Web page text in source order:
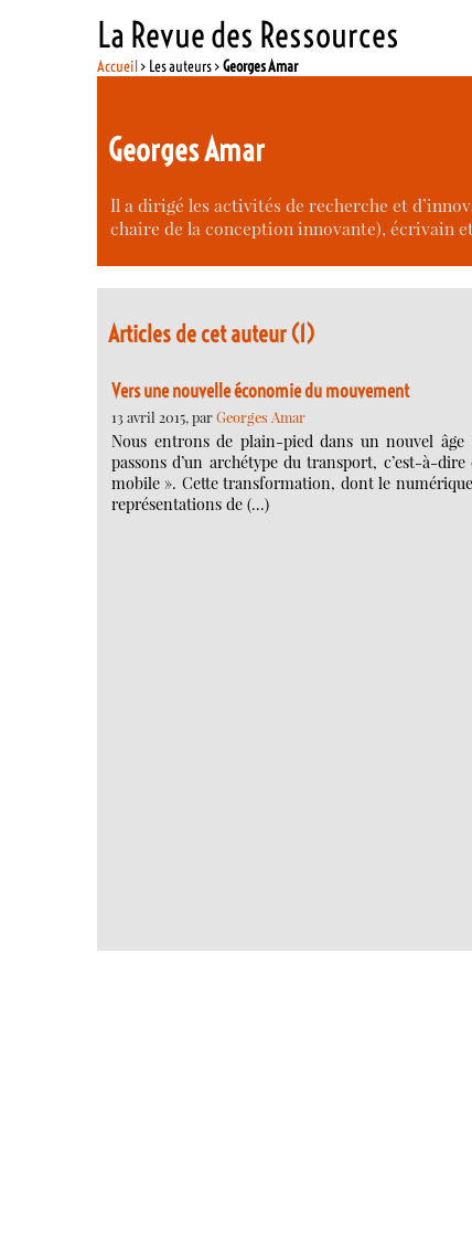
La Revue des Ressources
Accueil> Les auteurs >Georges Amar
Georges Amar
Il a dirigé les activités de recherche et
chaire de la conception innovante), écrivain
Articles de cet auteur (1)
Vers une nouvelle économie du mouvement
13 avril 2015, parGeorges Amar
Nous entrons de plain-pied dans un nouvel âge
passons d’un archétype du transport, c’est-à-
mobile ». Cette transformation, dont le
représentations de (…)